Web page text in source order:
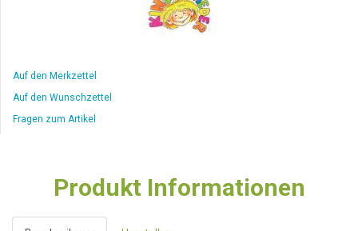
Auf den Merkzettel
Auf den Wunschzettel
Fragen zum Artikel
Produkt Informationen